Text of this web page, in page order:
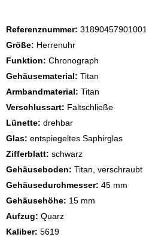
Referenznummer: 31890457901001
Größe: Herrenuhr
Funktion: Chronograph
Gehäusematerial: Titan
Armbandmaterial: Titan
Verschlussart: Faltschließe
Lünette: drehbar
Glas: entspiegeltes Saphirglas
Zifferblatt: schwarz
Gehäuseboden: Titan, verschraubt
Gehäusedurchmesser: 45 mm
Gehäusehöhe: 15 mm
Aufzug: Quarz
Kaliber: 5619